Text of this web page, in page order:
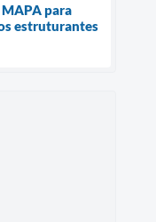
para
estruturantes